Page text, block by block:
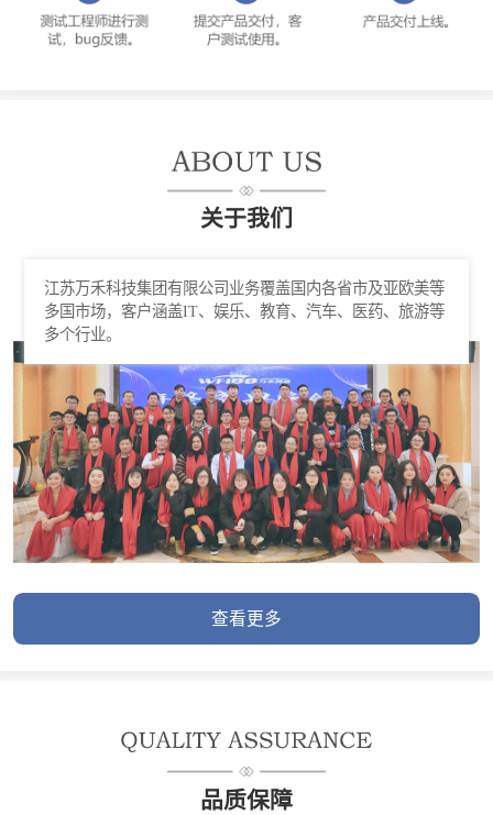
关于我们
江苏万禾科技集团有限公司业务覆盖国内各省市及亚欧美等
多国市场，客户涵盖IT、娱乐、教育、汽车、医药、旅游等
多个行业。
查看更多
品质保障